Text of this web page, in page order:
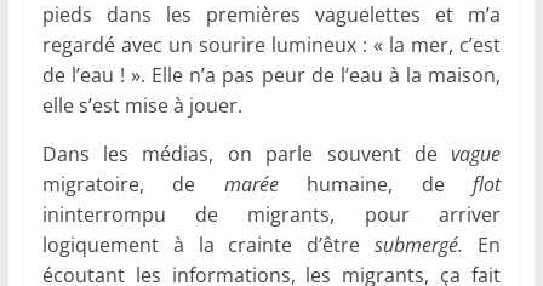
pieds dans les premières vaguelettes et m’a
regardé avec un sourire lumineux : « la mer, c’est
de l’eau ! ». Elle n’a pas peur de l’eau à la maison,
elle s’est mise à jouer.
Dans les médias, on parle souvent devague
migratoire, de maréehumaine, deflot
ininterrompu de migrants, pour arriver
logiquement à la crainte d’êtresubmergé. En
écoutant les informations, les migrants, ça fait